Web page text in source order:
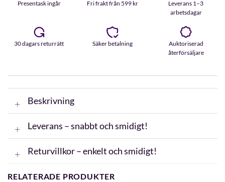
Presentask ingår Fri frakt från 599 kr
Leverans 1–3
arbetsdagar
30 dagars returrätt Säker betalning
Auktoriserad
återförsäljare
Beskrivning
Leverans – snabbt och smidigt!
Returvillkor – enkelt och smidigt!
RELATERADE PRODUKTER